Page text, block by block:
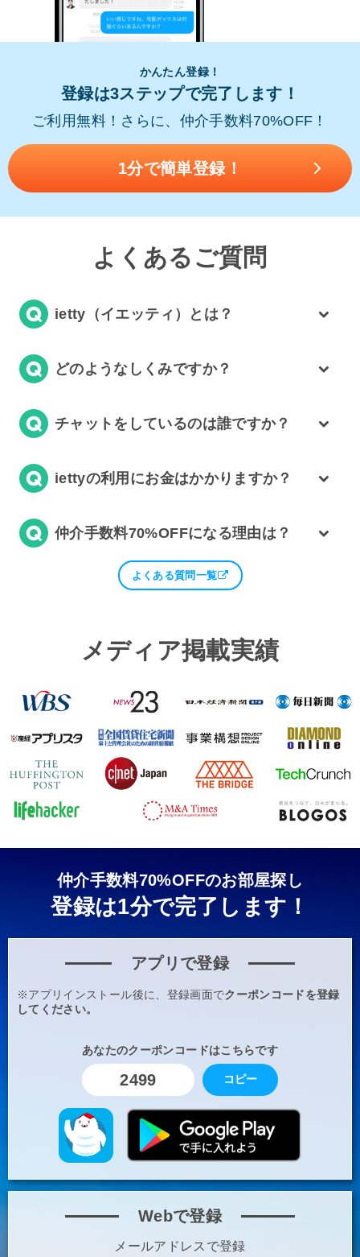
かんたん登録！
登録は3ステップで完了します！
ご利用無料！さらに、仲介手数料70%OFF！
1分で簡単登録！
よくあるご質問
ietty（イエッティ）とは？
どのようなしくみですか？
チャットをしているのは誰ですか？
iettyの利用にお金はかかりますか？
仲介手数料70%OFFになる理由は？
よくある質問一覧
メディア掲載実績
仲介手数料70%OFFのお部屋探し
登録は1分で完了します！
アプリで登録
※アプリインストール後に、登録画面でクーポンコードを登録
してください。
あなたのクーポンコードはこちらです
2499 コピー
Webで登録
メールアドレスで登録